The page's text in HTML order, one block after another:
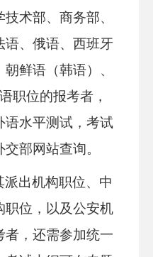
术部、商务部、
语、俄语、西班牙
鲜语（韩语）、
职位的报考者，
语水平测试，考试
部网站查询。
出机构职位、中
职位，以及公安机
者，还需参加统一